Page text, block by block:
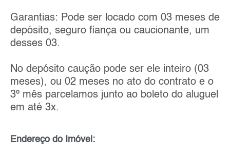
Garantias: Pode ser locado com 03 meses de
depósito, seguro fiança ou caucionante, um
desses 03.
No depósito caução pode ser ele inteiro (03
meses), ou 02 meses no ato do contrato e o
3º mês parcelamos junto ao boleto do aluguel
em até 3x.
Endereço do Imóvel: